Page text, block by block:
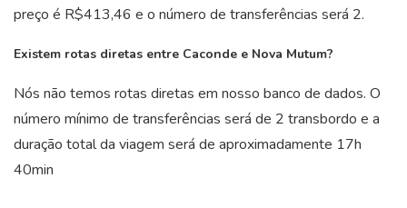
preço é R$413,46 e o número de transferências será 2.
Existem rotas diretas entre Caconde e Nova Mutum?
Nós não temos rotas diretas em nosso banco de dados. O
número mínimo de transferências será de 2 transbordo e a
duração total da viagem será de aproximadamente 17h
40min